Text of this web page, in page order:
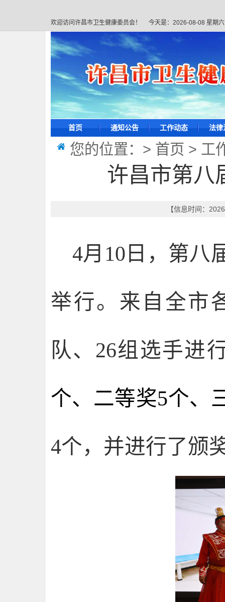
欢迎访问许昌市卫生健康委员会！ 今天是： 2026-08-08 星期六
首页 通知公告 工作动态 法律
您的位置：> 首页 > 工
许昌市第八
【信息时间：
4月10日，第八
举行。来自全市
队、26组选手进
个、 二等奖5个、
4个，并进行了颁